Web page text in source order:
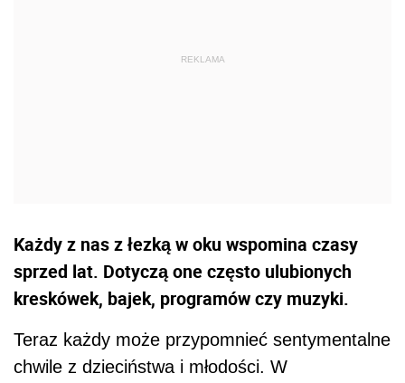
Każdy z nas z łezką w oku wspomina czasy
sprzed lat. Dotyczą one często ulubionych
kreskówek, bajek, programów czy muzyki.
Teraz każdy może przypomnieć sentymentalne
chwile z dzieciństwa i młodości. W